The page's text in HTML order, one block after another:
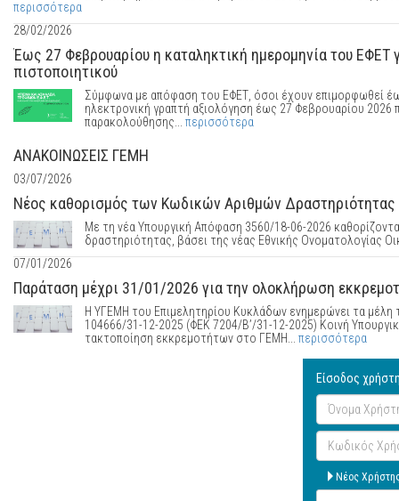
περισσότερα
28/02/2026
Έως 27 Φεβρουαρίου η καταληκτική ημερομηνία του
πιστοποιητικού
Σύμφωνα με απόφαση του ΕΦΕΤ, όσοι έχουν επιμορφωθεί
ηλεκτρονική γραπτή αξιολόγηση έως 27 Φεβρουαρίου 2026
παρακολούθησης... περισσότερα
ΑΝΑΚΟΙΝΩΣΕΙΣ ΓΕΜΗ
03/07/2026
Νέος καθορισμός των Κωδικών Αριθμών
Με τη νέα Υπουργική Απόφαση 3560/18-06-2026
δραστηριότητας, βάσει της νέας Εθνικής Ονοματολογίας
07/01/2026
Παράταση μέχρι 31/01/2026 για την ολοκλήρωση
Η ΥΓΕΜΗ του Επιμελητηρίου Κυκλάδων ενημερώνει τα
104666/31-12-2025 (ΦΕΚ 7204/Β’/31-12-2025) Κοινή
τακτοποίηση εκκρεμοτήτων στο ΓΕΜΗ... περισσότερα
Είσοδος
Όνομα
Χρήστη
Κωδικός
Χρήστη
Νέος